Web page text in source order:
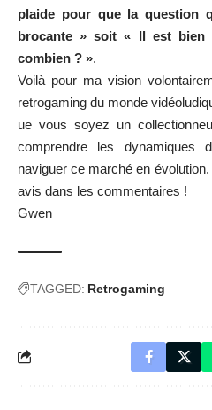
plaide pour que la question
brocante » soit « Il est
combien ? ».
Voilà pour ma vision
retrogaming du monde
ue vous soyez un
comprendre les
naviguer ce marché en
avis dans les commentaires !
Gwen
TAGGED: Retrogaming